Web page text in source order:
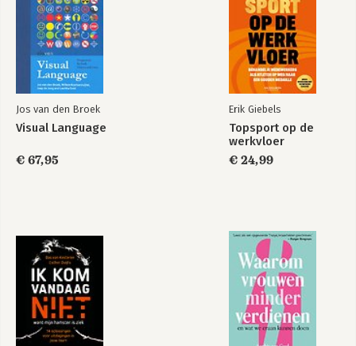
Jos van den Broek
Visual Language
€ 67,95
Erik Giebels
Topsport op de
werkvloer
€ 24,99